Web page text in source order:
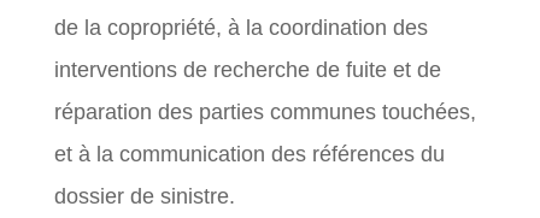
de la copropriété, à la coordination des
interventions de recherche de fuite et de
réparation des parties communes touchées,
et à la communication des références du
dossier de sinistre.